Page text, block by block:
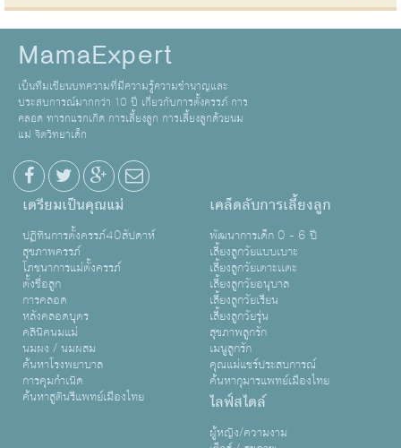
MamaExpert
เป็นทีมเขียนบทความที่มีความรู้ความชำนาญและ
ประสบการณ์มากกว่า 10 ปี เกี่ยวกับการตั้งครรภ์ การ
คลอด ทารกแรกเกิด การเลี้ยงลูก การเลี้ยงลูกด้วยนม
แม่ จิตวิทยาเด็ก
เตรียมเป็นคุณแม่
ปฏิทินการตั้งครรภ์40สัปดาห์
สุขภาพครรภ์
โภชนาการแม่ตั้งครรภ์
ตั้งชื่อลูก
การคลอด
หลังคลอดบุตร
คลินิคนมแม่
นมผง / นมผสม
ค้นหาโรงพยาบาล
การคุมกำเนิด
ค้นหาสูตินรีแพทย์เมืองไทย
เคล็ดลับการเลี้ยงลูก
พัฒนาการเด็ก 0 - 6 ปี
เลี้ยงลูกวัยแบบเบาะ
เลี้ยงลูกวัยเตาะเเตะ
เลี้ยงลูกวัยอนุบาล
เลี้ยงลูกวัยเรียน
เลี้ยงลูกวัยรุ่น
สุขภาพลูกรัก
เมนูลูกรัก
คุณแม่แชร์ประสบการณ์
ค้นหากุมารแพทย์เมืองไทย
ไลฟ์สไตล์
ผู้หญิง/ความงาม